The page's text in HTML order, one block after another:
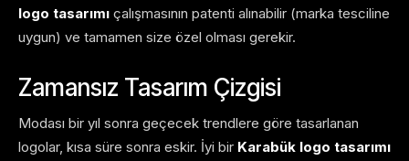
logo tasarımı çalışmasının patenti alınabilir (marka tesciline
uygun) ve tamamen size özel olması gerekir.
Zamansız Tasarım Çizgisi
Modası bir yıl sonra geçecek trendlere göre tasarlanan
logolar, kısa süre sonra eskir. İyi bir Karabük logo tasarımı